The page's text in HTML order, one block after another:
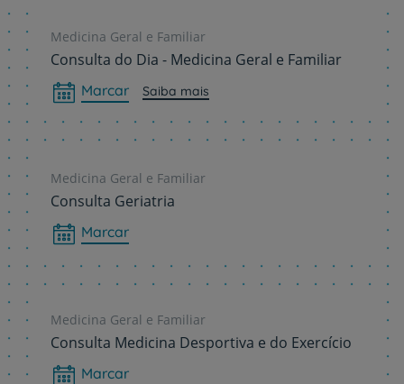
Medicina Geral e Familiar
Consulta do Dia - Medicina Geral e Familiar
Marcar Saiba mais
Medicina Geral e Familiar
Consulta Geriatria
Marcar
Medicina Geral e Familiar
Consulta Medicina Desportiva e do Exercício
Marcar